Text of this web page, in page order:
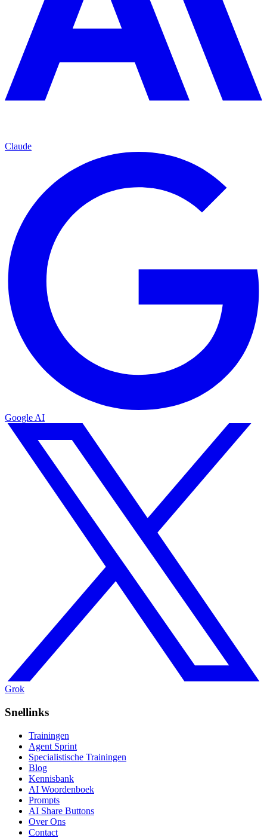
Claude
Google AI
Grok
Snellinks
Trainingen
Agent Sprint
Specialistische Trainingen
Blog
Kennisbank
AI Woordenboek
Prompts
AI Share Buttons
Over Ons
Contact